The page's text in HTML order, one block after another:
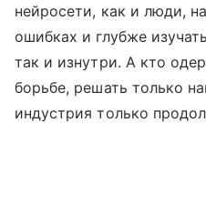
нейросети, как и люди,
ошибках и глубже
так и изнутри. А кто
борьбе, решать только
индустрия только